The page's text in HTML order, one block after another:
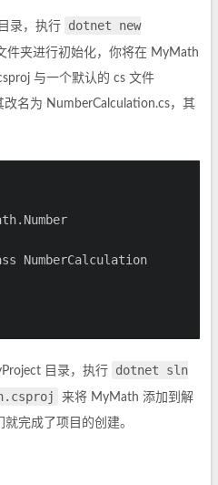
录，执行
dotnet new
件夹进行初始化，你将在 MyMath
与一个默认的 cs 文件
改名为 NumberCalculation.cs，其
NumberCalculation
目录，执行
dotnet sln
来将 MyMath 添加到解
完成了项目的创建。